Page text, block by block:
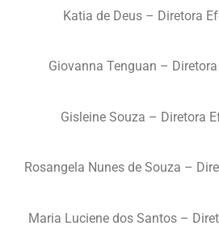
Katia de Deus – Diretora
Giovanna Tenguan –
Gisleine Souza – Diretora
Rosangela Nunes de Souza –
Maria Luciene dos Santos –